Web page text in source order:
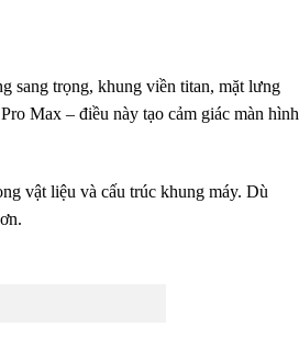
sang trọng, khung viền titan, mặt lưng
Max – điều này tạo cảm giác màn hình
vật liệu và cấu trúc khung máy. Dù